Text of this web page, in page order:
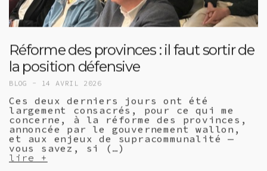
Réforme des provinces : il faut sortir de
la position défensive
BLOG - 14 AVRIL 2026
Ces deux derniers jours ont été
largement consacrés, pour ce qui me
concerne, à la réforme des provinces,
annoncée par le gouvernement wallon,
et aux enjeux de supracommunalité —
vous savez, si (…)
lire +